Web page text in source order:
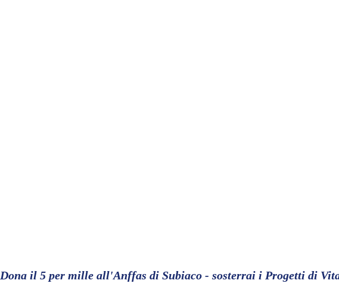
Dona il 5 per mille all'Anffas di Subiaco - sosterrai i Progetti di